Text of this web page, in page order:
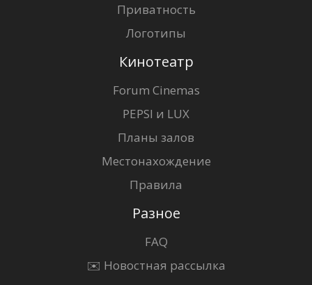
Приватность
Логотипы
Кинотеатр
Forum Cinemas
PEPSI и LUX
Планы залов
Местонахождение
Правила
Разное
FAQ
✉️ Новостная рассылка